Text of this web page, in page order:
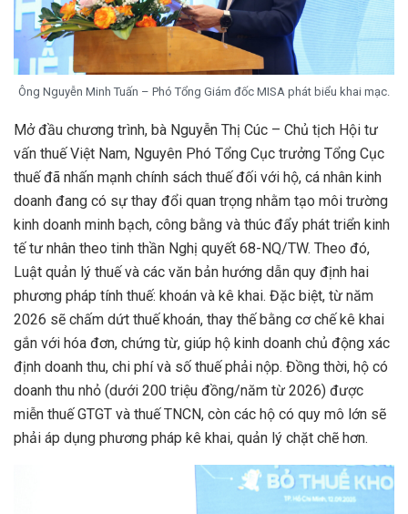
Ông Nguyễn Minh Tuấn – Phó Tổng Giám đốc MISA phát biểu khai mạc.
Mở đầu chương trình, bà Nguyễn Thị Cúc – Chủ tịch Hội tư
vấn thuế Việt Nam, Nguyên Phó Tổng Cục trưởng Tổng Cục
thuế đã nhấn mạnh chính sách thuế đối với hộ, cá nhân kinh
doanh đang có sự thay đổi quan trọng nhằm tạo môi trường
kinh doanh minh bạch, công bằng và thúc đẩy phát triển kinh
tế tư nhân theo tinh thần Nghị quyết 68-NQ/TW. Theo đó,
Luật quản lý thuế và các văn bản hướng dẫn quy định hai
phương pháp tính thuế: khoán và kê khai. Đặc biệt, từ năm
2026 sẽ chấm dứt thuế khoán, thay thế bằng cơ chế kê khai
gắn với hóa đơn, chứng từ, giúp hộ kinh doanh chủ động xác
định doanh thu, chi phí và số thuế phải nộp. Đồng thời, hộ có
doanh thu nhỏ (dưới 200 triệu đồng/năm từ 2026) được
miễn thuế GTGT và thuế TNCN, còn các hộ có quy mô lớn sẽ
phải áp dụng phương pháp kê khai, quản lý chặt chẽ hơn.